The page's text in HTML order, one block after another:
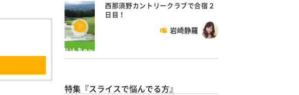
西那須野カントリークラブで合宿２
日目！
岩崎静羅
特集『スライスで悩んでる方』